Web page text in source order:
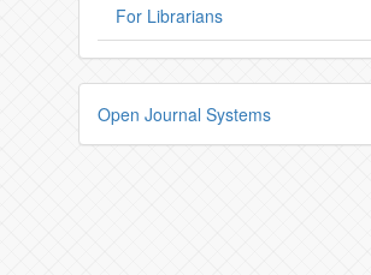
For Librarians
Open Journal Systems